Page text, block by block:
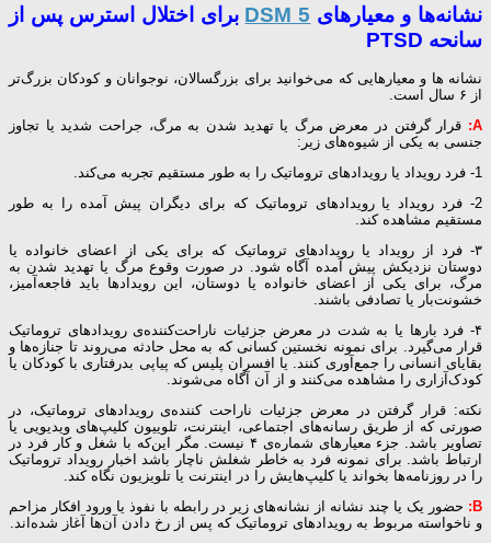
نشانه‌ها و معیارهای DSM 5 برای اختلال استرس پس از
سانحه PTSD
نشانه ها و معیارهایی که می‌خوانید برای بزرگسالان، نوجوانان و کودکان بزرگ‌تر
از ۶ سال است.
A:
قرار گرفتن در معرض مرگ یا تهدید شدن به مرگ، جراحت شدید یا تجاوز
جنسی به یکی از شیوه‌های زیر:
1- فرد رویداد یا رویدادهای تروماتیک را به طور مستقیم تجربه می‌کند.
2- فرد رویداد یا رویدادهای تروماتیک که برای دیگران پیش آمده را به طور
مستقیم مشاهده کند.
۳- فرد از رویداد یا رویدادهای تروماتیک که برای یکی از اعضای خانواده یا
دوستان نزدیکش پیش آمده آگاه شود. در صورت وقوع مرگ یا تهدید شدن به
مرگ، برای یکی از اعضای خانواده یا دوستان، این رویدادها باید فاجعه‌آمیز،
خشونت‌بار یا تصادفی باشند.
۴- فرد بارها یا به شدت در معرض جزئیات ناراحت‌کننده‌ی رویدادهای تروماتیک
قرار می‌گیرد. برای نمونه نخستین کسانی که به محل حادثه می‌روند تا جنازه‌ها و
بقایای انسانی را جمع‌آوری کنند. یا افسران پلیس که پیاپی بدرفتاری با کودکان یا
کودک‌آزاری را مشاهده می‌کنند و از آن آگاه می‌شوند.
نکته: قرار گرفتن در معرض جزئیات ناراحت کننده‌ی رویدادهای تروماتیک، در
صورتی که از طریق رسانه‌های اجتماعی، اینترنت، تلوییون کلیپ‌های ویدیویی یا
تصاویر باشد. جزء معیارهای شماره‌ی ۴ نیست. مگر این‌که با شغل و کار فرد در
ارتباط باشد. برای نمونه فرد به خاطر شغلش ناچار باشد اخبار رویداد تروماتیک
را در روزنامه‌ها بخواند یا کلیپ‌هایش را در اینترنت یا تلویزیون نگاه کند.
B: حضور یک یا چند نشانه از نشانه‌های زیر در رابطه با نفوذ یا ورود افکار مزاحم
و ناخواسته مربوط به رویدادهای تروماتیک که پس از رخ دادن آن‌ها آغاز شده‌اند.